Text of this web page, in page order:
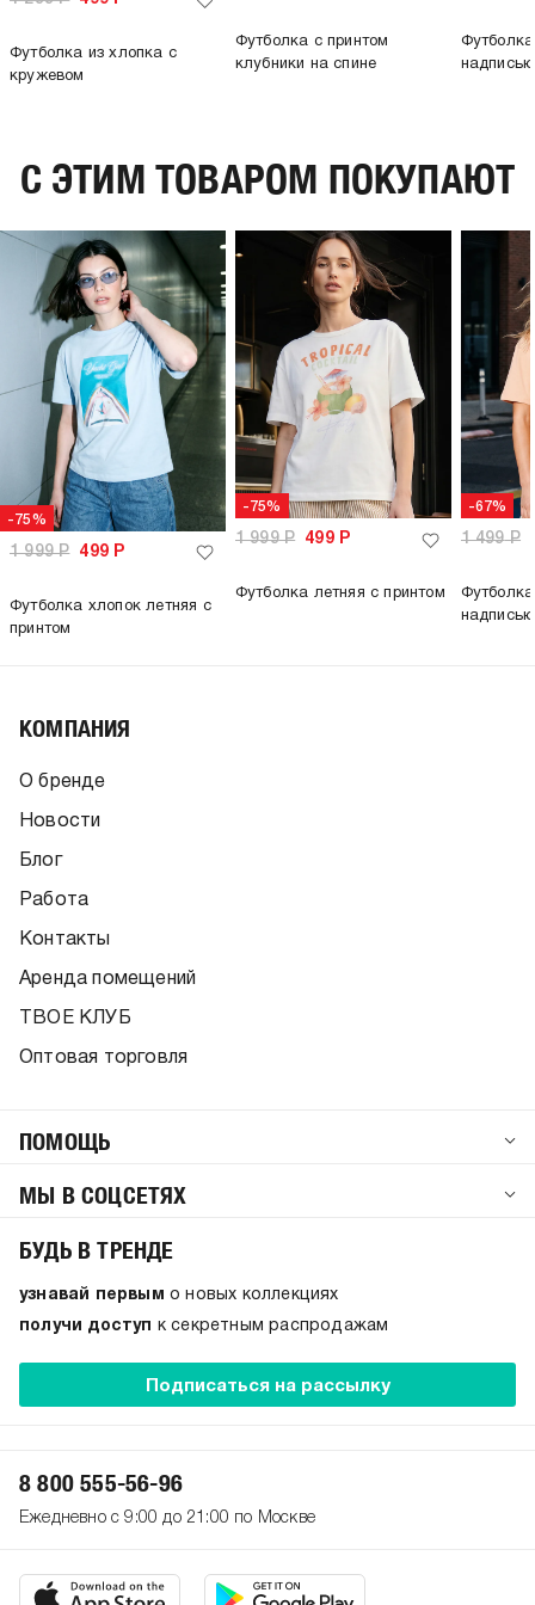
Футболка из хлопка с
кружевом
Футболка с принтом
клубники на спине
надписью
C ЭТИМ ТОВАРОМ ПОКУПАЮТ
-75%
1 999Р 499 Р
Футболка хлопок летняя с
принтом
-75%
1 999Р 499Р
Футболка летняя с принтом
-67%
1 499Р
надписью
КОМПАНИЯ
О бренде
Новости
Блог
Работа
Контакты
Аренда помещений
ТВОЕ КЛУБ
Оптовая торговля
ПОМОЩЬ
МЫ В СОЦСЕТЯХ
БУДЬ В ТРЕНДЕ
узнавай первым о новых коллекциях
получи доступ
к секретным распродажам
Подписаться на рассылку
8 800 555-56-96
Ежедневно с 9:00 до 21:00 по Москве